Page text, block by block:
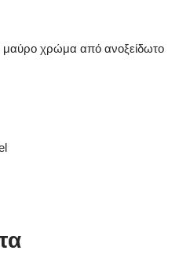
μαύρο χρώμα από ανοξείδωτο